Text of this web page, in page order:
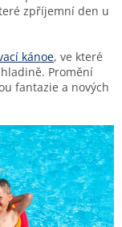
zpříjemní den u
kánoe, ve které
Promění
fantazie a nových